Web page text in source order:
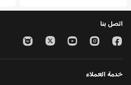
اتصل بنا
خدمة العملاء